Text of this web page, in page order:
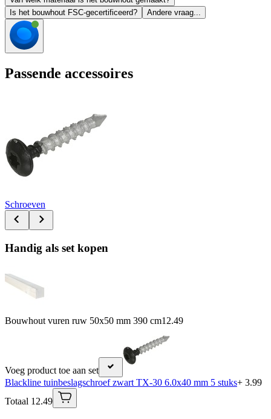
Is het bouwhout FSC-gecertificeerd?
Andere vraag...
Passende accessoires
Schroeven
Handig als set kopen
Bouwhout vuren ruw 50x50 mm 390 cm12.49
Voeg product toe aan set
Blackline tuinbeslagschroef zwart TX-30 6.0x40 mm 5 stuks+ 3.99
Totaal 12.49